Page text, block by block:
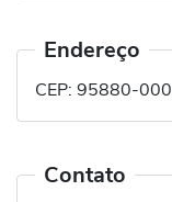
Endereço
CEP: 95880-000
Contato